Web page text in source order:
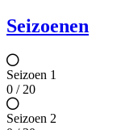
Seizoenen
Seizoen 1
0 / 20
Seizoen 2